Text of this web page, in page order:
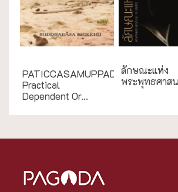
PATICCASAMUPPADA:
Practical
Dependent Or...
ลักษณะแห่ง
พระพุทธศาส